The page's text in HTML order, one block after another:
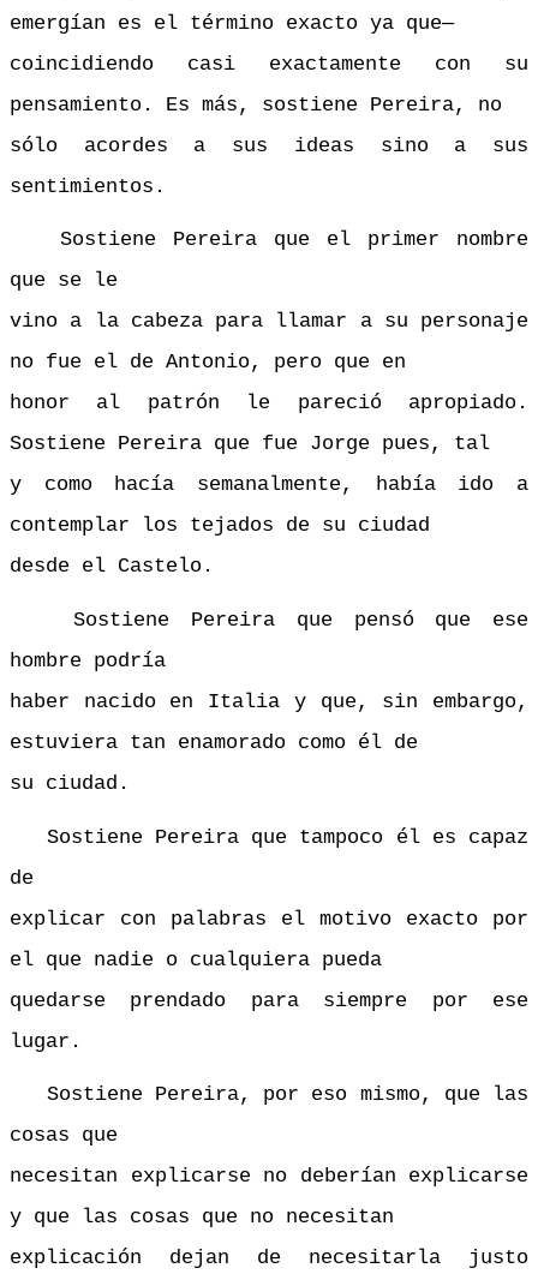
emergían es el término exacto ya que—
coincidiendo casi exactamente con su
pensamiento. Es más, sostiene Pereira, no
sólo acordes a sus ideas sino a sus
sentimientos.
Sostiene Pereira que el primer nombre
que se le
vino a la cabeza para llamar a su personaje
no fue el de Antonio, pero que en
honor al patrón le pareció apropiado.
Sostiene Pereira que fue Jorge pues, tal
y como hacía semanalmente, había ido a
contemplar los tejados de su ciudad
desde el Castelo.
Sostiene Pereira que pensó que ese
hombre podría
haber nacido en Italia y que, sin embargo,
estuviera tan enamorado como él de
su ciudad.
Sostiene Pereira que tampoco él es capaz
de
explicar con palabras el motivo exacto por
el que nadie o cualquiera pueda
quedarse prendado para siempre por ese
lugar.
Sostiene Pereira, por eso mismo, que las
cosas que
necesitan explicarse no deberían explicarse
y que las cosas que no necesitan
explicación dejan de necesitarla justo